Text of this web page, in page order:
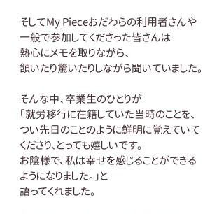
そしてMy Pieceおだわらの利用者さんや
一般で参加してくださった皆さんは
熱心にメモを取りながら、
頷いたり驚いたりしながら聞いていました。
そんな中、卒業生のひとりが
「就労移行に在籍していた当時のことを、
つい先日のことのように鮮明に覚えていて
くださり、とっても嬉しいです。
お陰様で、私は幸せを感じることができる
ようになりました。」と
語ってくれました。